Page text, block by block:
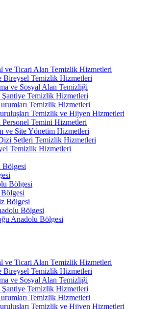
ve Ticari Alan Temizlik Hizmetleri
Bireysel Temizlik Hizmetleri
ve Sosyal Alan Temizliği
Şantiye Temizlik Hizmetleri
Temizlik Hizmetleri
Temizlik ve Hijyen Hizmetleri
Personel Temini Hizmetleri
ve Site Yönetim Hizmetleri
Setleri Temizlik Hizmetleri
Temizlik Hizmetleri
Bölgesi
Bölgesi
Bölgesi
Bölgesi
Anadolu Bölgesi
ve Ticari Alan Temizlik Hizmetleri
Bireysel Temizlik Hizmetleri
ve Sosyal Alan Temizliği
Şantiye Temizlik Hizmetleri
Temizlik Hizmetleri
Temizlik ve Hijyen Hizmetleri